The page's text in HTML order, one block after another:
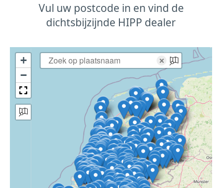
Vul uw postcode in en vind de
dichtsbijzijnde HIPP dealer
+
−
×